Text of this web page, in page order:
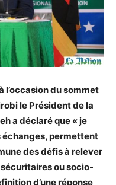
l’occasion du sommet
le Président de la
a déclaré que « je
échanges, permettent
des défis à relever
ou socio-
d’une réponse